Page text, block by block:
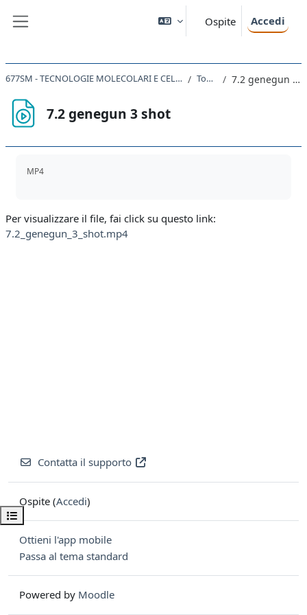
Ospite Accedi
Apri indice del corso
677SM - TECNOLOGIE MOLECOLARI E CELLULARI 2019 Topic 5 7.2 genegun 3 shot
7.2 genegun 3 shot
MP4
Per visualizzare il file, fai click su questo link:
7.2_genegun_3_shot.mp4
Contatta il supporto
Ospite (Accedi)
Ottieni l'app mobile
Passa al tema standard
Powered by Moodle